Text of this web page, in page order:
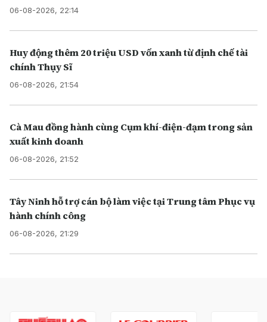
06-08-2026, 22:14
Huy động thêm 20 triệu USD vốn xanh từ định chế tài
chính Thụy Sĩ
06-08-2026, 21:54
Cà Mau đồng hành cùng Cụm khí-điện-đạm trong sản
xuất kinh doanh
06-08-2026, 21:52
Tây Ninh hỗ trợ cán bộ làm việc tại Trung tâm Phục vụ
hành chính công
06-08-2026, 21:29